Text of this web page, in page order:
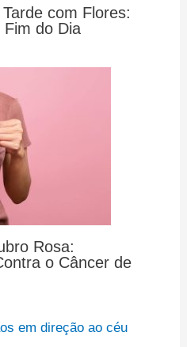
com Flores:
Fim do Dia
Rosa:
o Câncer de